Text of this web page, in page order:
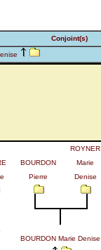
Conjoint(s)
BOURDON
Pierre
ROYNER
Marie
Denise
BOURDON Marie Denise